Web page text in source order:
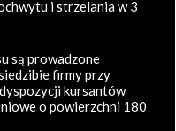
i strzelania w 3
są prowadzone
firmy przy
kursantów
o powierzchni 180